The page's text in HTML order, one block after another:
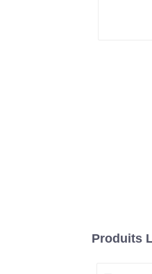
Produits